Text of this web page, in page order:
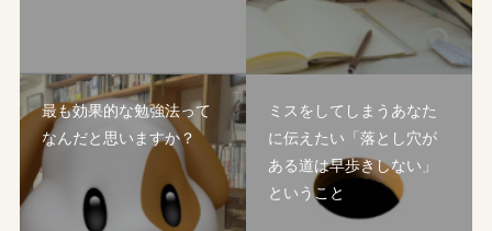
最も効果的な勉強法って
なんだと思いますか？
ミスをしてしまうあなた
に伝えたい「落とし穴が
ある道は早歩きしない」
ということ